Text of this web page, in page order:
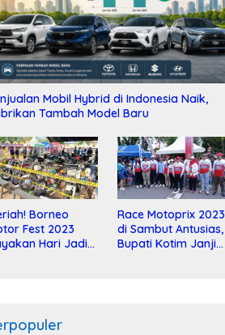
Mobil Hybrid di Indonesia Naik,
Tambah Model Baru
Borneo
Fest 2023
Hari Jadi
Race Motoprix 2023
di Sambut Antusias,
Bupati Kotim Janji